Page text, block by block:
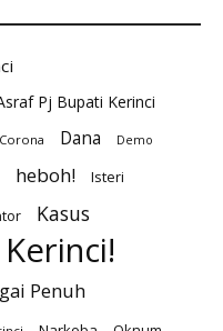
Pj Bupati Kerinci
Corona Dana Demo
heboh! Isteri
Kasus
Kerinci!
Penuh